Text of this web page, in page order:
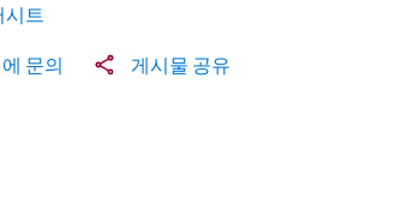
시트
문의 게시물 공유